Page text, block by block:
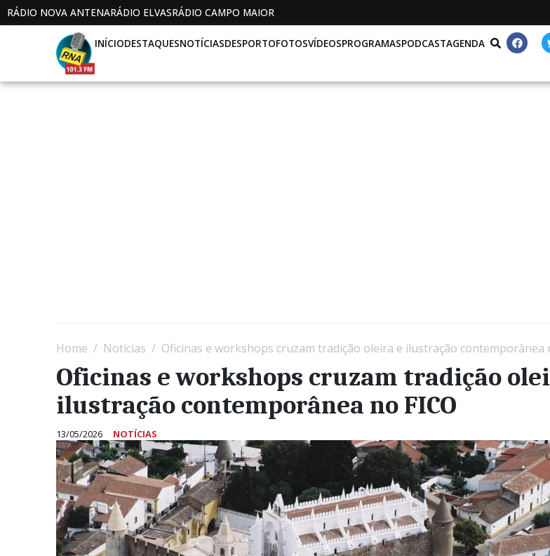
RÁDIO NOVA ANTENARÁDIO ELVASRÁDIO CAMPO MAIOR
INÍCIODESTAQUESNOTÍCIASDESPORTOFOTOSVÍDEOSPROGRAMASPODCASTAGENDA
Home Notícias Oficinas e workshops cruzam tradição oleira e ilustração contemporânea
Oficinas e workshops cruzam tradição
ilustração contemporânea no FICO
13/05/2026 NOTÍCIAS